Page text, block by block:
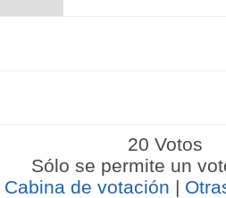
20 Votos
Sólo se permite un
Cabina de votación |